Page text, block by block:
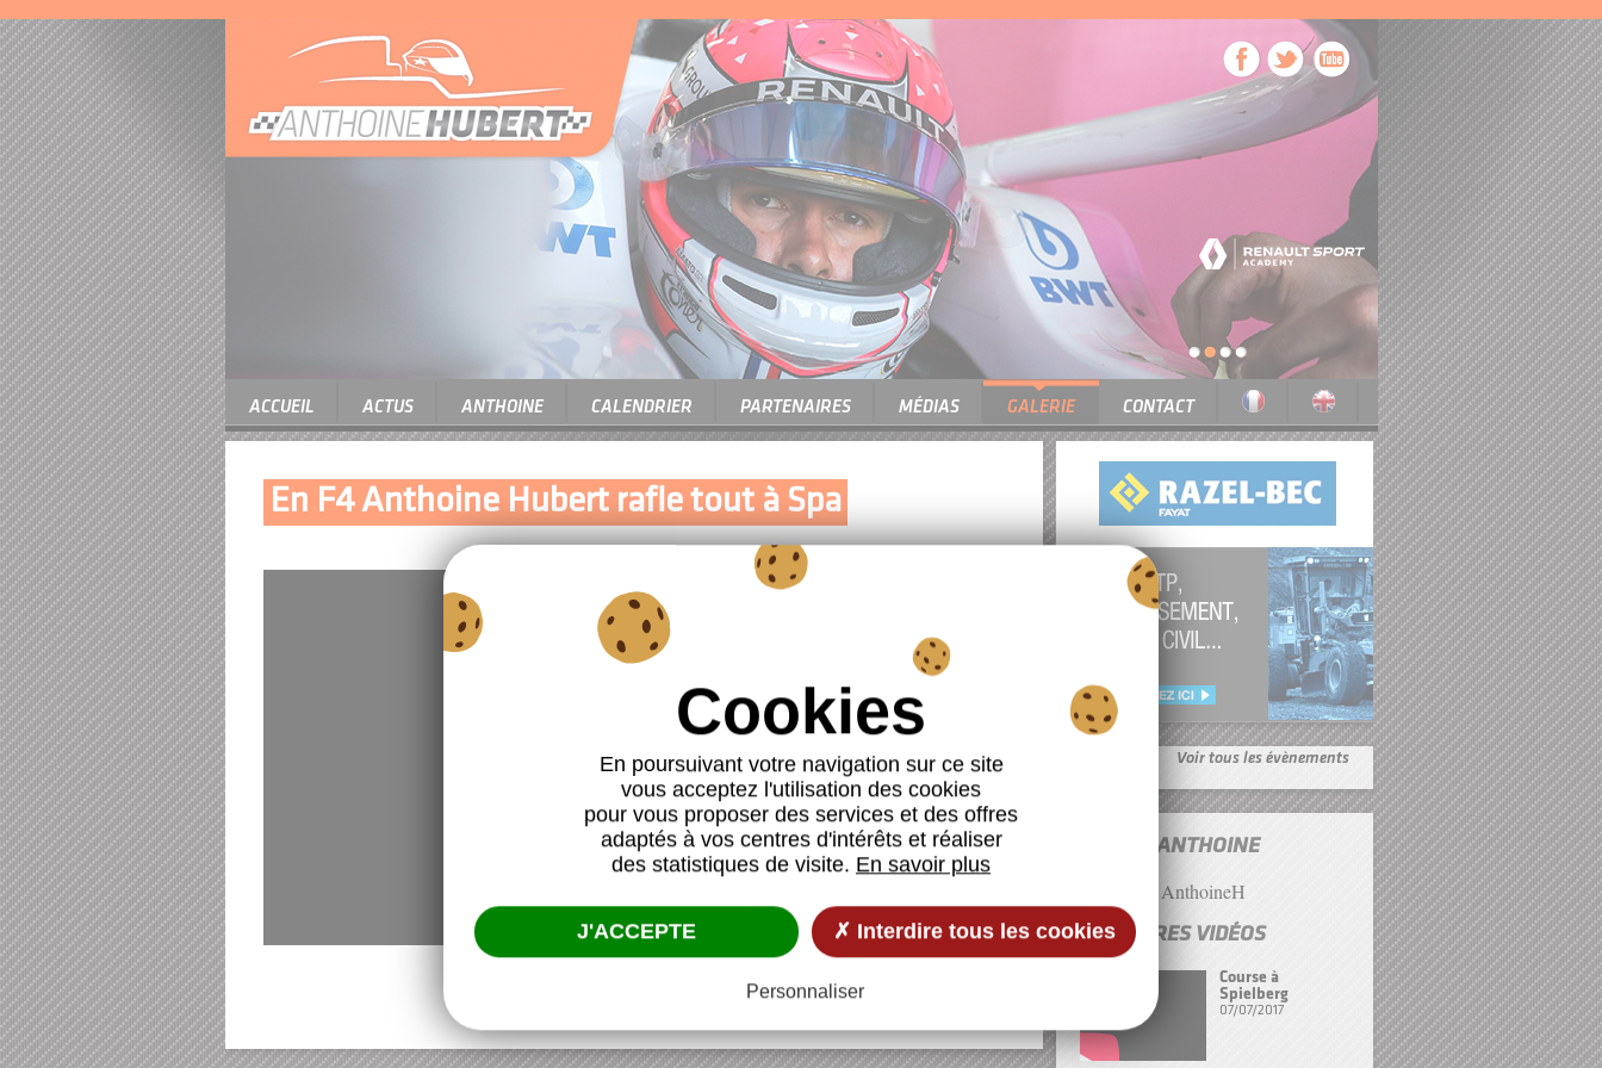
1 2 3 4
ACCUEIL ACTUS ANTHOINE CALENDRIER PARTENAIRES MÉDIAS GALERIE CONTACT
En F4 Anthoine Hubert rafle tout à Spa
Voir tous les évènements
SUIVRE ANTHOINE
Tweets by AnthoineH
DERNIÈRES VIDÉOS
Course à
Spielberg
07/07/2017
En poursuivant votre navigation sur ce site
vous acceptez l'utilisation des cookies
pour vous proposer des services et des offres
adaptés à vos centres d'intérêts et réaliser
des statistiques de visite. En savoir plus
J'ACCEPTE ✗ Interdire tous les cookies
Personnaliser